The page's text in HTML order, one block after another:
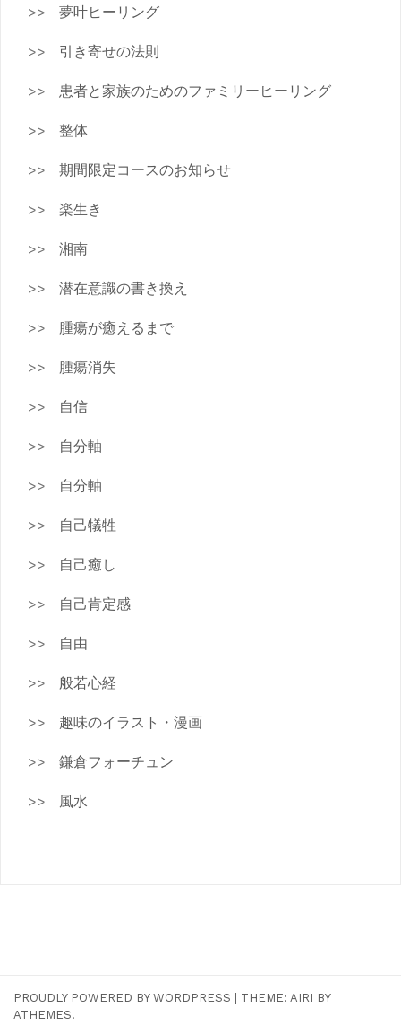
夢叶ヒーリング
引き寄せの法則
患者と家族のためのファミリーヒーリング
整体
期間限定コースのお知らせ
楽生き
湘南
潜在意識の書き換え
腫瘍が癒えるまで
腫瘍消失
自信
自分軸
自分軸
自己犠牲
自己癒し
自己肯定感
自由
般若心経
趣味のイラスト・漫画
鎌倉フォーチュン
風水
PROUDLY POWERED BY WORDPRESS THEME: AIRI BY
ATHEMES.